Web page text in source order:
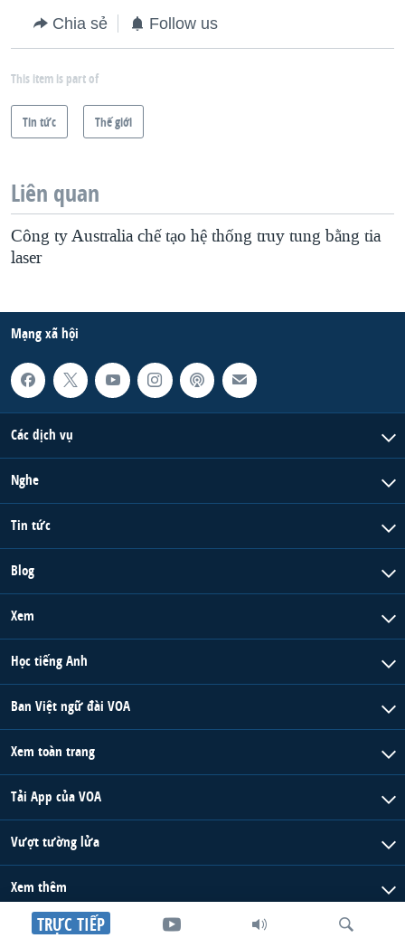
TRỰC TIẾP
Chia sẻ Follow us
This item is part of
Tin tức Thế giới
Liên quan
Công ty Australia chế tạo hệ thống truy tung bằng tia
laser
Mạng xã hội
Các dịch vụ
Nghe
Tin tức
Blog
Xem
Học tiếng Anh
Ban Việt ngữ đài VOA
Xem toàn trang
Tải App của VOA
Vượt tường lửa
Xem thêm